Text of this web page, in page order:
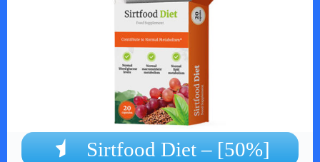
Sirtfood Diet – [50%]